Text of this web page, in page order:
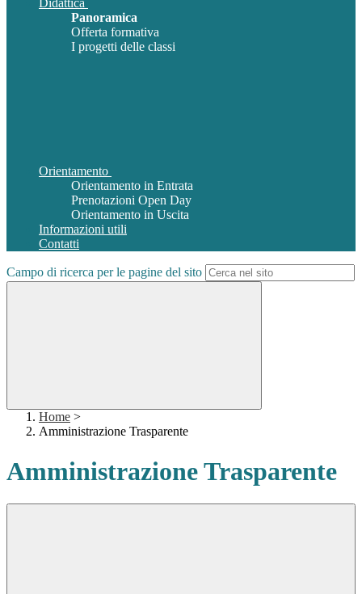
Didattica
Panoramica
Offerta formativa
I progetti delle classi
Orientamento
Orientamento in Entrata
Prenotazioni Open Day
Orientamento in Uscita
Informazioni utili
Contatti
Campo di ricerca per le pagine del sito
Home >
Amministrazione Trasparente
Amministrazione Trasparente